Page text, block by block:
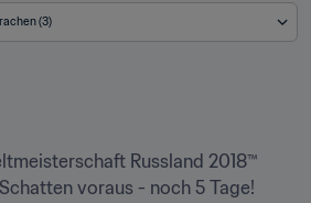
(3)
Russland 2018™
voraus - noch 5 Tage!